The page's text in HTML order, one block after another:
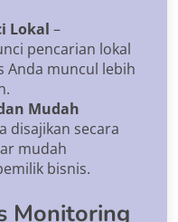
Lokal –
pencarian lokal
Anda muncul lebih
Mudah
disajikan secara
mudah
bisnis.
Monitoring